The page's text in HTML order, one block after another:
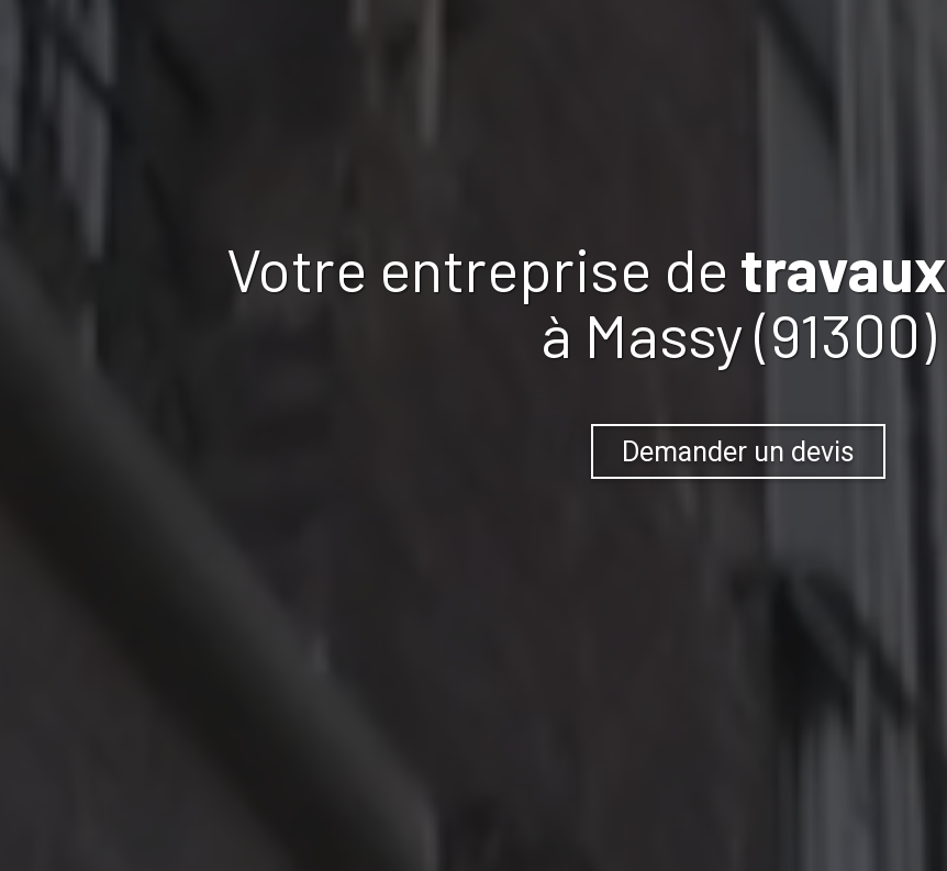
Votre entreprise de travaux
à Massy (91300)
Demander un devis